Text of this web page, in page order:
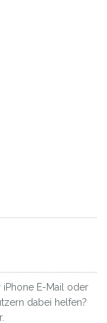
iPhone E-Mail oder
dabei helfen?